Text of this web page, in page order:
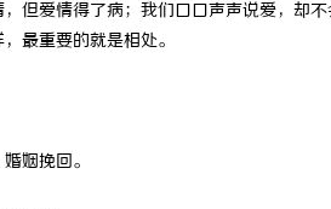
爱情得了病；我们口口声声说爱，却
最重要的就是相处。
姻挽回。